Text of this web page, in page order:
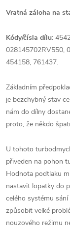
Vratná záloha na
Kódy/čísla dílu:
028145702RV550,
454158, 761437.
Základním
je bezchybný stav
nám do dílny
proto, že někdo
U tohoto
přiveden na pohon
Hodnota podtlaku
nastavit lopatky do
celého systému
způsobit velké
nouzového režimu